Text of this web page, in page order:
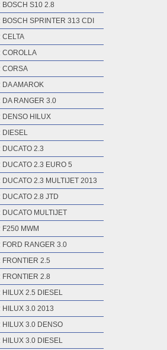
BOSCH S10 2.8
BOSCH SPRINTER 313 CDI
CELTA
COROLLA
CORSA
DA AMAROK
DA RANGER 3.0
DENSO HILUX
DIESEL
DUCATO 2.3
DUCATO 2.3 EURO 5
DUCATO 2.3 MULTIJET 2013
DUCATO 2.8 JTD
DUCATO MULTIJET
F250 MWM
FORD RANGER 3.0
FRONTIER 2.5
FRONTIER 2.8
HILUX 2.5 DIESEL
HILUX 3.0 2013
HILUX 3.0 DENSO
HILUX 3.0 DIESEL